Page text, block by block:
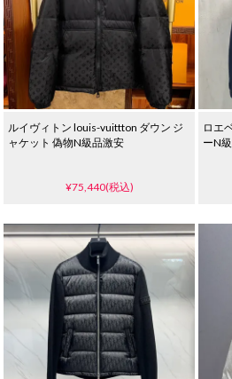
ルイヴィトン louis-vuittton ダウン ジ
ャケット 偽物N級品激安
¥75,440(税込)
ロエ
ーN